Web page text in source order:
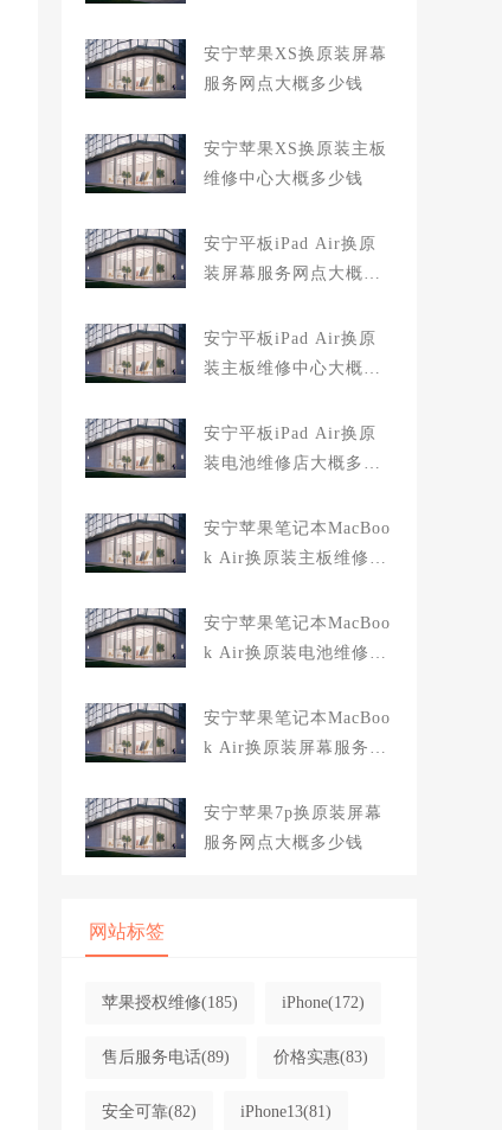
安宁苹果XS换原装屏幕
服务网点大概多少钱
安宁苹果XS换原装主板
维修中心大概多少钱
安宁平板iPad Air换原
装屏幕服务网点大概多
安宁平板iPad Air换原
装主板维修中心大概多
安宁平板iPad Air换原
装电池维修店大概多少
安宁苹果笔记本MacBoo
k Air换原装主板维修中
安宁苹果笔记本MacBoo
k Air换原装电池维修店
安宁苹果笔记本MacBoo
k Air换原装屏幕服务网
安宁苹果7p换原装屏幕
服务网点大概多少钱
网站标签
苹果授权维修(185) iPhone(172)
售后服务电话(89) 价格实惠(83)
安全可靠(82) iPhone13(81)